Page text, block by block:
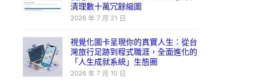
清理數十萬冗餘縮圖
2026 年 7 月 21 日
視覺化圖卡呈現你的真實人生：從台
灣旅行足跡到程式職涯，全面進化的
「人生成就系統」生態圈
2026 年 7 月 10 日